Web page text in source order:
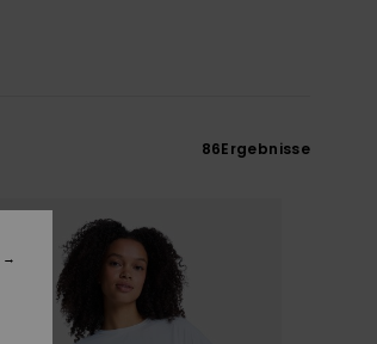
86Ergebnisse